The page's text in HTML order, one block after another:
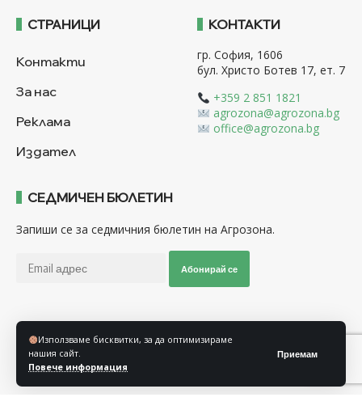
Използваме бисквитки, за да оптимизираме
нашия сайт.
Повече информация
Приемам
СТРАНИЦИ
Контакти
За нас
Реклама
Издател
КОНТАКТИ
гр. София, 1606
бул. Христо Ботев 17, ет. 7
+359 2 851 1821
agrozona@agrozona.bg
office@agrozona.bg
СЕДМИЧЕН БЮЛЕТИН
Запиши се за седмичния бюлетин на Агрозона.
Абонирай се
Последвайте ни